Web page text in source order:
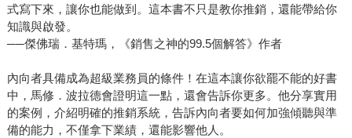
式寫下來，讓你也能做到。這本書不只是教你推銷，還能帶給你
知識與啟發。
──傑佛瑞．基特瑪，《銷售之神的99.5個解答》作者
內向者具備成為超級業務員的條件！在這本讓你欲罷不能的好書
中，馬修．波拉德會證明這一點，還會告訴你更多。他分享實用
的案例，介紹明確的推銷系統，告訴內向者要如何加強傾聽與準
備的能力，不僅拿下業績，還能影響他人。